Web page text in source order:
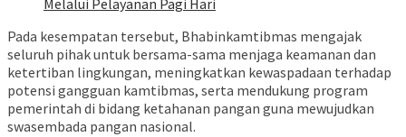
Melalui Pelayanan Pagi Hari
Pada kesempatan tersebut, Bhabinkamtibmas mengajak
seluruh pihak untuk bersama-sama menjaga keamanan dan
ketertiban lingkungan, meningkatkan kewaspadaan terhadap
potensi gangguan kamtibmas, serta mendukung program
pemerintah di bidang ketahanan pangan guna mewujudkan
swasembada pangan nasional.